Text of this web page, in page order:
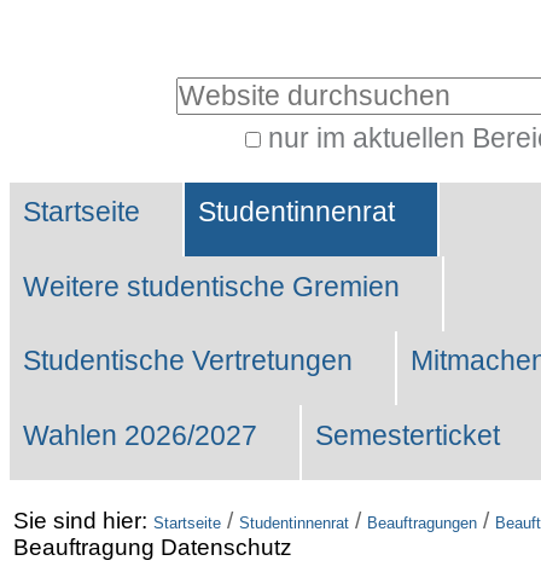
Website durchsuchen
nur im aktuellen
Suche…
Sektionen
Startseite Studentinnenrat
Weitere studentische Gremien
Studentische Vertretungen
Wahlen 2026/2027 Semesterticket
Sie sind hier: Startseite / Studentinnenrat / Beauftragungen /
Beauftragung Datenschutz